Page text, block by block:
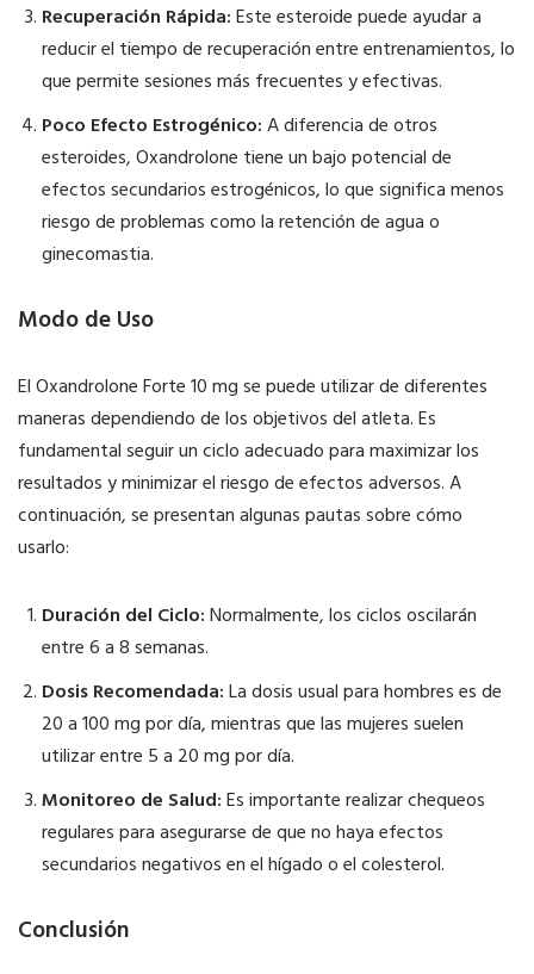
Recuperación Rápida:Este esteroide puede ayudar a
reducir el tiempo de recuperación entre entrenamientos, lo
que permite sesiones más frecuentes y efectivas.
Poco Efecto Estrogénico:A diferencia de otros
esteroides, Oxandrolone tiene un bajo potencial de
efectos secundarios estrogénicos, lo que significa menos
riesgo de problemas como la retención de agua o
ginecomastia.
Modo de Uso
El Oxandrolone Forte 10 mg se puede utilizar de diferentes
maneras dependiendo de los objetivos del atleta. Es
fundamental seguir un ciclo adecuado para maximizar los
resultados y minimizar el riesgo de efectos adversos. A
continuación, se presentan algunas pautas sobre cómo
usarlo:
Duración del Ciclo:Normalmente, los ciclos oscilarán
entre 6 a 8 semanas.
Dosis Recomendada:La dosis usual para hombres es de
20 a 100 mg por día, mientras que las mujeres suelen
utilizar entre 5 a 20 mg por día.
Monitoreo de Salud:Es importante realizar chequeos
regulares para asegurarse de que no haya efectos
secundarios negativos en el hígado o el colesterol.
Conclusión